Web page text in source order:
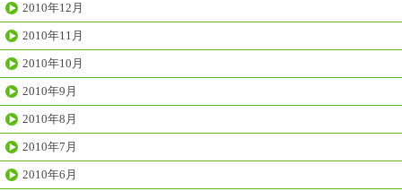
2010年12月
2010年11月
2010年10月
2010年9月
2010年8月
2010年7月
2010年6月